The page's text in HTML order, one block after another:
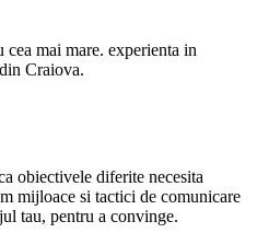
mai mare. experienta in
Craiova.
obiectivele diferite necesita
mijloace si tactici de comunicare
tau, pentru a convinge.